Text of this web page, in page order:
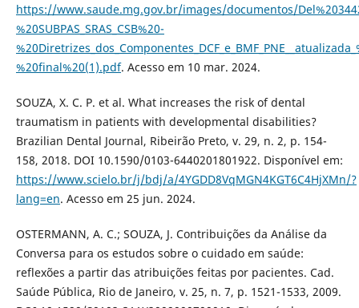
https://www.saude.mg.gov.br/images/documentos/
%20SUBPAS_SRAS_CSB%20-
%20final%20(1).pdf. Acesso em 10 mar. 2024.
SOUZA, X. C. P. et al. What increases the risk of dental
traumatism in patients with developmental disabilities?
Brazilian Dental Journal, Ribeirão Preto, v. 29, n. 2, p. 154-
158, 2018. DOI 10.1590/0103-6440201801922. Disponível em:
https://www.scielo.br/j/bdj/a/4YGDD8VqMGN4KGT6C4HjXMn/?
lang=en. Acesso em 25 jun. 2024.
OSTERMANN, A. C.; SOUZA, J. Contribuições da Análise da
Conversa para os estudos sobre o cuidado em saúde:
reflexões a partir das atribuições feitas por pacientes. Cad.
Saúde Pública, Rio de Janeiro, v. 25, n. 7, p. 1521-1533, 2009.